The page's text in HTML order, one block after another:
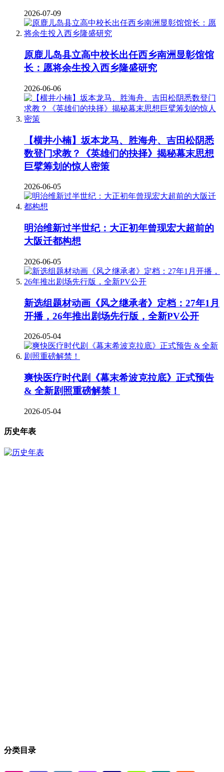
2026-07-09
原鹿儿岛县立高中校长出任西乡南洲显彰馆馆
长：愿将余生投入西乡隆盛研究
2026-06-06
【横井小楠】坂本龙马、胜海舟、吉田松阴悉
数登门求教？《英雄们的抉择》揭秘幕末思想
巨擘筹划的惊人密策
2026-06-05
明治维新过半世纪：大正初年曾现宏大超前的
大阪迁都构想
2026-06-05
新选组题材动画《风之继承者》定档：27年1月
开播，26年推出剧场先行版，全新PV公开
2026-05-04
爽快医疗时代剧《幕末希波克拉底》正式预告
& 全新剧照重磅解禁！
2026-05-04
历史年表
分类目录